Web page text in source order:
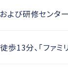
び研修センター
歩13分、「ファ